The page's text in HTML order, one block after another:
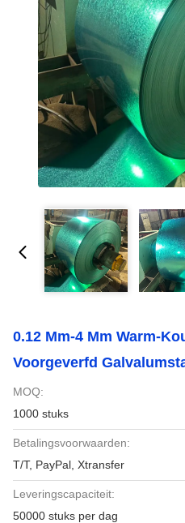
0.12 Mm-4 Mm Warm-
Voorgeverfd
MOQ:
1000 stuks
Betalingsvoorwaarden:
T/T, PayPal, Xtransfer
Leveringscapaciteit:
50000 stuks per dag